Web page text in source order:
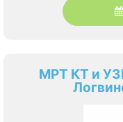
МРТ КТ и